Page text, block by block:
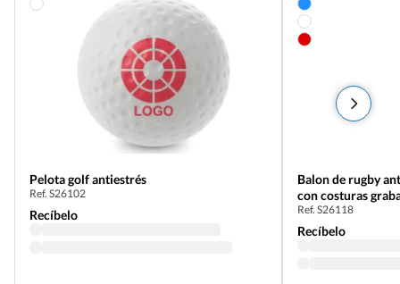
Pelota golf antiestrés
Ref. S26102
Recíbelo
Balon de rugby
con costuras
Ref. S26118
Recíbelo